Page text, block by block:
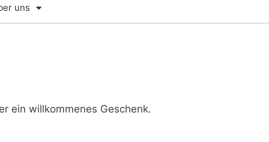
uns
ein willkommenes Geschenk.